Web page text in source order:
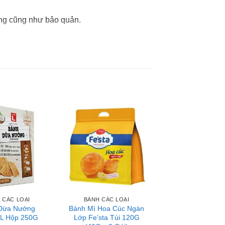
cũng như bảo quản.
đói tức thì. Ngoài ra các loại bánh mì
hơn, thúc đẩy hoạt động của các cơ
CÁC LOẠI
Nướng
Hộp 250G
BÁNH CÁC LOẠI
Bánh Mì Hoa Cúc Ngàn
Lớp Fe’sta Túi 120G